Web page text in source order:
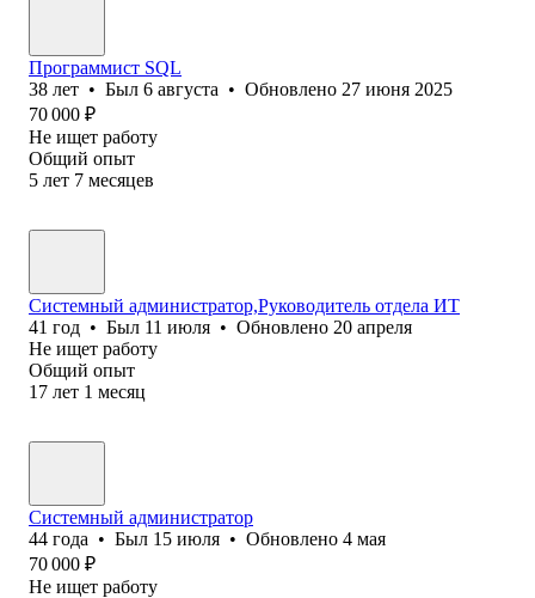
Программист SQL
38 лет • Был 6 августа • Обновлено 27 июня 2025
70 000 ₽
Не ищет работу
Общий опыт
5 лет 7 месяцев
Системный администратор,Руководитель отдела ИТ
41 год • Был 11 июля • Обновлено 20 апреля
Не ищет работу
Общий опыт
17 лет 1 месяц
Системный администратор
44 года • Был 15 июля • Обновлено 4 мая
70 000 ₽
Не ищет работу